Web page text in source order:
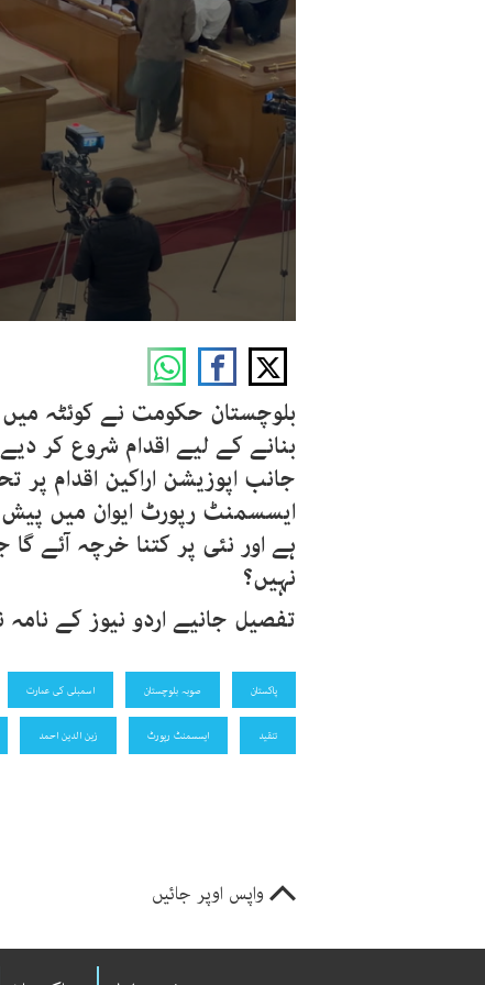
بلوچستان حکومت نے کوئٹہ میں
بنانے کے لیے اقدام شروع کر
جانب اپوزیشن اراکین اقدام
ایسسمنٹ رپورٹ ایوان میں پیش
ہے اور نئی پر کتنا خرچہ آئے
نہیں؟
تفصیل جانیے اردو نیوز کے
پاکستان صوبہ بلوچستان اسمبلی کی عمارت
تنقید ایسسمنٹ رپورٹ زین الدین احمد
واپس اوپر جائیں